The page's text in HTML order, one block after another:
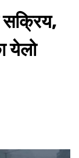
सक्रिय,
येलो